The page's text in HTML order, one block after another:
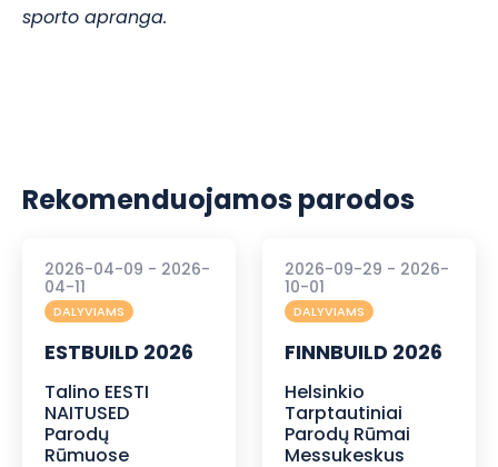
sporto apranga.
Rekomenduojamos parodos
2026-04-09 - 2026-
04-11
DALYVIAMS
ESTBUILD 2026
Talino EESTI
NAITUSED
Parodų
Rūmuose
2026-09-29 - 2026-
10-01
DALYVIAMS
FINNBUILD 2026
Helsinkio
Tarptautiniai
Parodų Rūmai
Messukeskus